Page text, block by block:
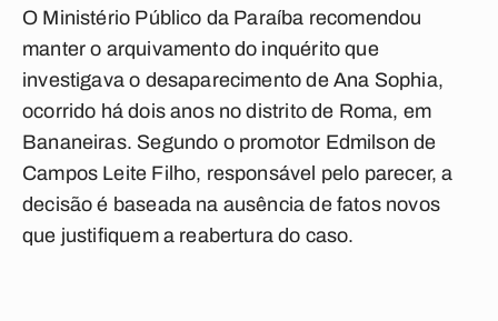
O Ministério Público da Paraíba recomendou
manter o arquivamento do inquérito que
investigava o desaparecimento de Ana Sophia,
ocorrido há dois anos no distrito de Roma, em
Bananeiras. Segundo o promotor Edmilson de
Campos Leite Filho, responsável pelo parecer, a
decisão é baseada na ausência de fatos novos
que justifiquem a reabertura do caso.